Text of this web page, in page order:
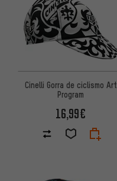
Cinelli Gorra de ciclismo Art
Program
16,99€